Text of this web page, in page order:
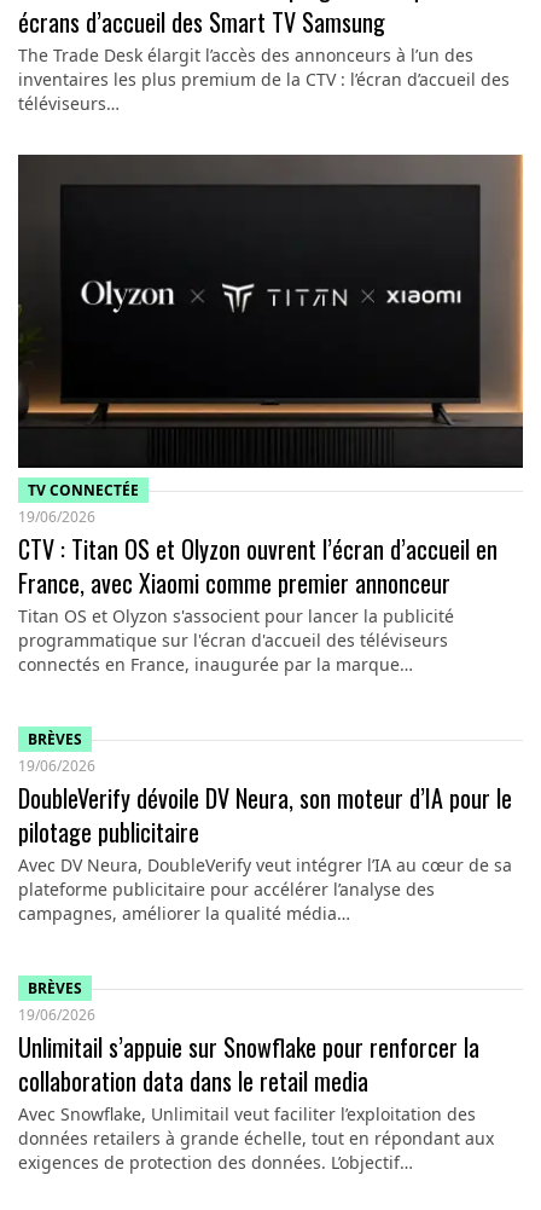
écrans d’accueil des Smart TV Samsung
The Trade Desk élargit l’accès des annonceurs à l’un des
inventaires les plus premium de la CTV : l’écran d’accueil des
téléviseurs…
TV CONNECTÉE
19/06/2026
CTV : Titan OS et Olyzon ouvrent l’écran d’accueil en
France, avec Xiaomi comme premier annonceur
Titan OS et Olyzon s'associent pour lancer la publicité
programmatique sur l'écran d'accueil des téléviseurs
connectés en France, inaugurée par la marque…
BRÈVES
19/06/2026
DoubleVerify dévoile DV Neura, son moteur d’IA pour le
pilotage publicitaire
Avec DV Neura, DoubleVerify veut intégrer l’IA au cœur de sa
plateforme publicitaire pour accélérer l’analyse des
campagnes, améliorer la qualité média…
BRÈVES
19/06/2026
Unlimitail s’appuie sur Snowflake pour renforcer la
collaboration data dans le retail media
Avec Snowflake, Unlimitail veut faciliter l’exploitation des
données retailers à grande échelle, tout en répondant aux
exigences de protection des données. L’objectif…